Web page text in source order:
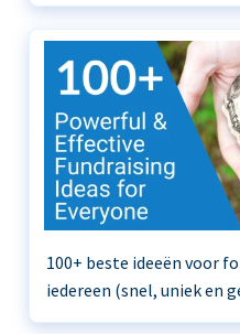
100+ beste ideeën voor
iedereen (snel, uniek en